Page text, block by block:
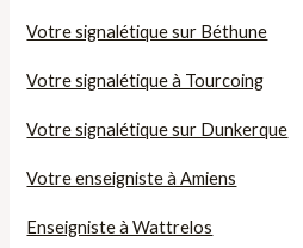
Votre signalétique sur Béthune
Votre signalétique à Tourcoing
Votre signalétique sur Dunkerque
Votre enseigniste à Amiens
Enseigniste à Wattrelos